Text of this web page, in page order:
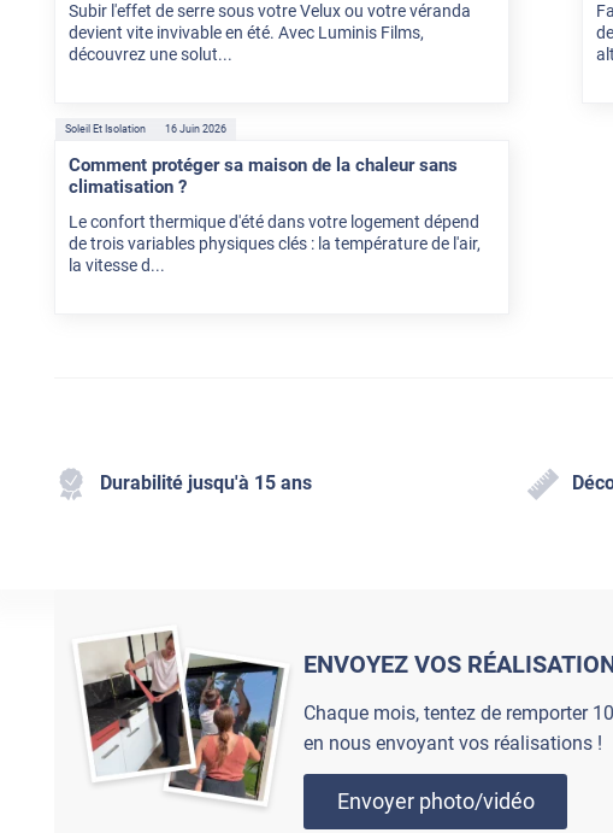
Subir l'effet de serre sous votre Velux ou votre véranda
devient vite invivable en été. Avec Luminis Films,
découvrez une solut...
Soleil Et Isolation 16 Juin 2026
Comment protéger sa maison de la chaleur sans
climatisation ?
Le confort thermique d'été dans votre logement dépend
de trois variables physiques clés : la température de l'air,
la vitesse d...
Durabilité jusqu'à 15 ans
ENVOYEZ VOS
Chaque mois, tentez de remporter
en nous envoyant vos réalisations !
Envoyer photo/vidéo